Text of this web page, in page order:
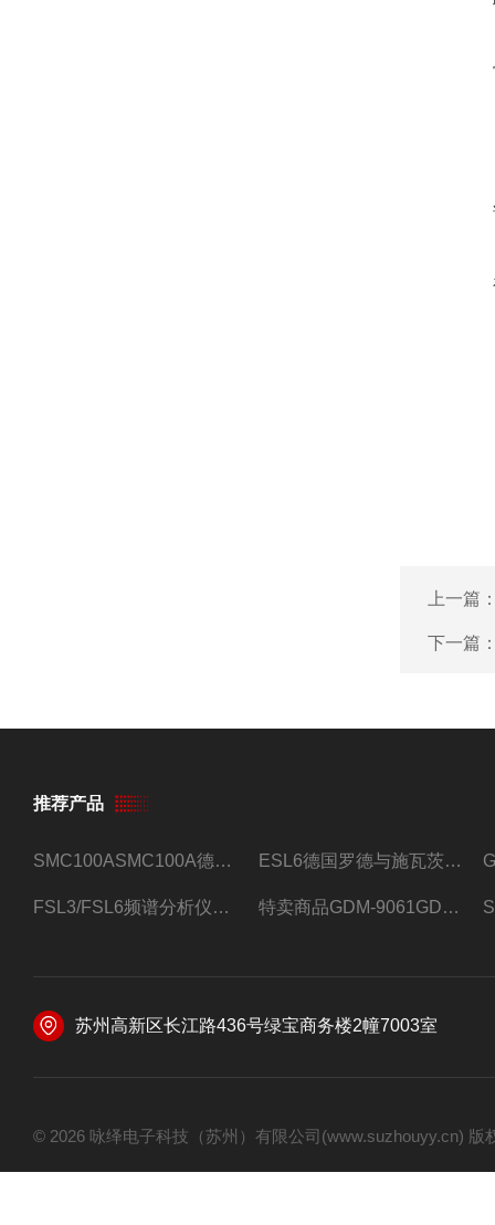
上一篇
下一篇
推荐产品
SMC100ASMC100A德国罗德与施瓦茨射频信号源 ESL6德国罗德与施瓦茨预认证EMI接收机
FSL3/FSL6频谱分析仪FSL3/FSL6罗德与施瓦茨 特卖商品GDM-9061GDM-9061台式万用表
苏州高新区长江路436号绿宝商务楼2幢7003室
© 2026 咏绎电子科技（苏州）有限公司(www.suzhouyy.cn)